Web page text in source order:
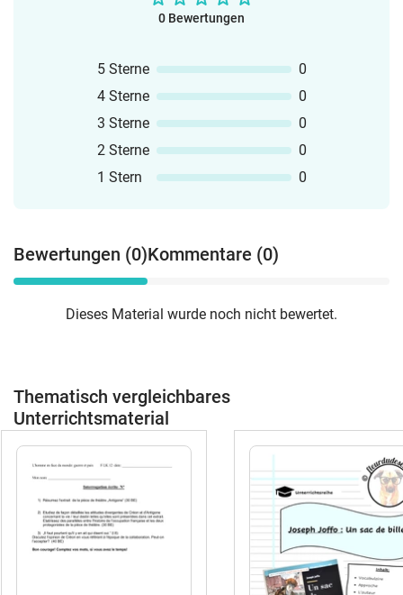
0 Bewertungen
5 Sterne
0
4 Sterne
0
3 Sterne
0
2 Sterne
0
1 Stern
0
Bewertungen (0)Kommentare (0)
Dieses Material wurde noch nicht bewertet.
Thematisch vergleichbares
Unterrichtsmaterial